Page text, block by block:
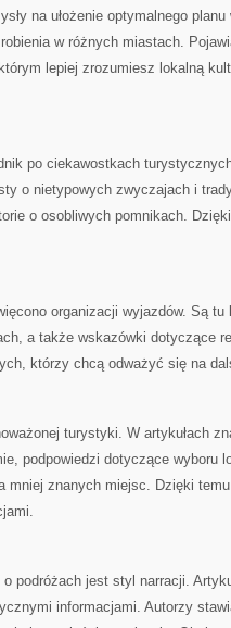
na ułożenie optymalnego
w różnych miastach.
lepiej zrozumiesz lokalną
po ciekawostkach
o nietypowych zwyczajach i
o osobliwych pomnikach.
organizacji wyjazdów. Są
a także wskazówki dotyczące
którzy chcą odważyć się na
turystyki. W artykułach
podpowiedzi dotyczące wyboru
mniej znanych miejsc. Dzięki
podróżach jest styl narracji.
informacjami. Autorzy